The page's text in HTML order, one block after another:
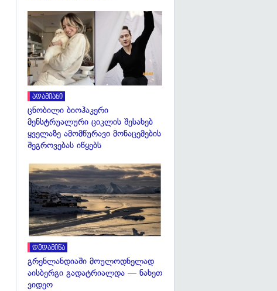
ადამიანი
ცნობილი ბიოჰაკერი
მენსტრუალური ციკლის შესახებ
ყველაზე ამომწურავი მონაცემების
შეგროვებას იწყებს
დედამიწა
გრენლანდიაში მოულოდნელად
აისბერგი გადატრიალდა — ნახეთ
ვიდეო